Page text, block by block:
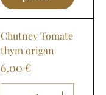
Chutney Tomate
thym origan
Prix
6,00 €